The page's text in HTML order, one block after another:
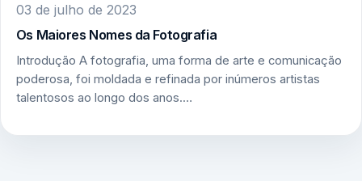
03 de julho de 2023
Os Maiores Nomes da Fotografia
Introdução A fotografia, uma forma de arte e comunicação
poderosa, foi moldada e refinada por inúmeros artistas
talentosos ao longo dos anos.…